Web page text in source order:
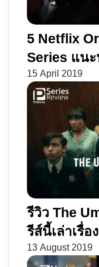
5 Netflix
Series แน
15 April 2019
รีวิว The
รีส์นี้เล่าเรื่
13 August 2019